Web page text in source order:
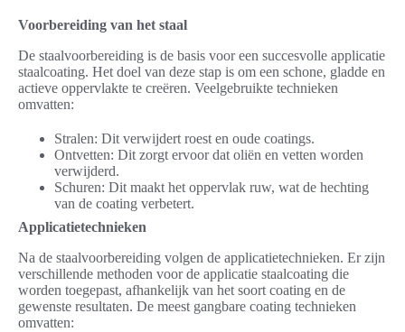
Voorbereiding van het staal
De staalvoorbereiding is de basis voor een succesvolle applicatie
staalcoating. Het doel van deze stap is om een schone, gladde en
actieve oppervlakte te creëren. Veelgebruikte technieken
omvatten:
Stralen: Dit verwijdert roest en oude coatings.
Ontvetten: Dit zorgt ervoor dat oliën en vetten worden
verwijderd.
Schuren: Dit maakt het oppervlak ruw, wat de hechting
van de coating verbetert.
Applicatietechnieken
Na de staalvoorbereiding volgen de applicatietechnieken. Er zijn
verschillende methoden voor de applicatie staalcoating die
worden toegepast, afhankelijk van het soort coating en de
gewenste resultaten. De meest gangbare coating technieken
omvatten: